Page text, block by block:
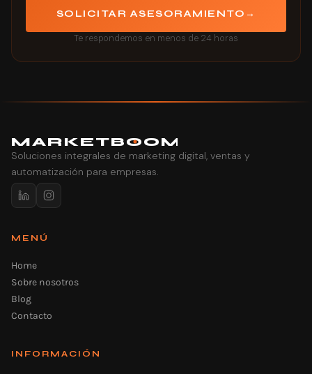
SOLICITAR ASESORAMIENTO →
Te respondemos en menos de 24 horas
MARKETBOOM
Soluciones integrales de marketing digital, ventas y
automatización para empresas.
MENÚ
Home
Sobre nosotros
Blog
Contacto
INFORMACIÓN